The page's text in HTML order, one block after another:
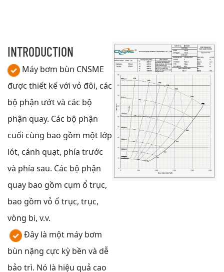
INTRODUCTION
Máy bơm bùn CNSME
được thiết kế với vỏ đôi, các
bộ phận ướt và các bộ
phận quay. Các bộ phận
cuối cùng bao gồm một lớp
lót, cánh quạt, phía trước
và phía sau. Các bộ phận
quay bao gồm cụm ổ trục,
bao gồm vỏ ổ trục, trục,
vòng bi, v.v.
Đây là một máy bơm
bùn nặng cực kỳ bền và dễ
bảo trì. Nó là hiệu quả cao